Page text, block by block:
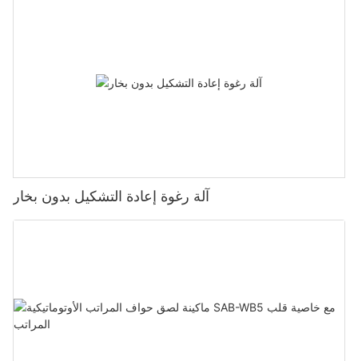
آلة رغوة إعادة التشكيل بدون بخار